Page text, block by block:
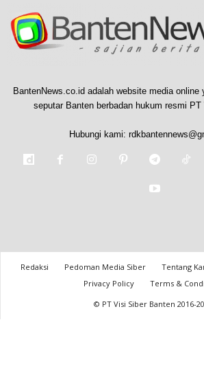
BantenNews.co.id adalah website media online
seputar Banten berbadan hukum resmi
Hubungi kami:
Redaksi Pedoman Media Siber Tentang
Privacy Policy
Terms &
© PT Visi Siber Banten 2016-